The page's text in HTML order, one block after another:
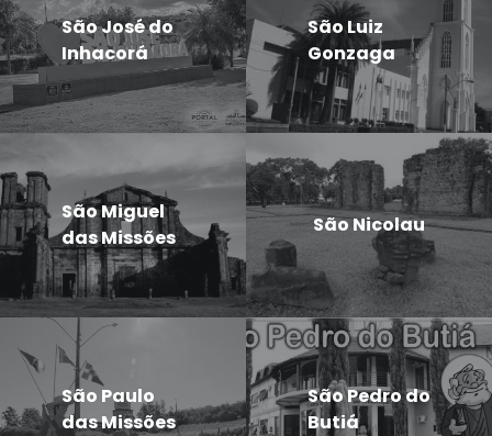
São José do
Inhacorá
São Luiz
Gonzaga
São Miguel
das Missões
São Nicolau
São Paulo
das Missões
São Pedro do
Butiá